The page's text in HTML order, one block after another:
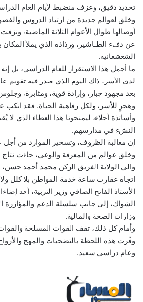
تحديد دقيق، وعزف منضبط لأيام العام
وخلق لعوالم جديدة من ارتياد الدروس
أوصالها طوال الأعوام الثلاثة الماضية،
عن دفء الطباشير، ورذاذه الذي يملأ المكان
الشعشعانية.
ما أجمل هذا الاستقرار للعام الدراسي، بل إنه
لدى الأسر، ذاك اليوم الذي صدر فيه تقويم
بعد مجهود جبار، وإرادة قوية، ومثابرة،
وهجرٍ للأسر، ولكل رفاهية الحياة. فقد انكب
وأساتذة أجلاء، ليمنحونا هذا العطاء الذي لا
النشء في مدارسهم.
إن مغالبة الظروف، وتسخير الموارد من أجل
وخلق عوالم من المعرفة والوعي، جاءت نتاج
والي الولاية الفريق الركن محمد أحمد
اتجاه عقارب ساعة خدمة المواطن بلا كلل
الأستاذ الفاتح الصافي وزير التربية، أحد
الشواك، إلى جانب سلسلة الدعم والمؤازرة
وزارات الصحة والمالية.
وأمام كل ذلك، تقف القوات المسلحة والقوات
وفّرت هذه اللحظة بالتضحيات والمهج
وعام دراسي سعيد.